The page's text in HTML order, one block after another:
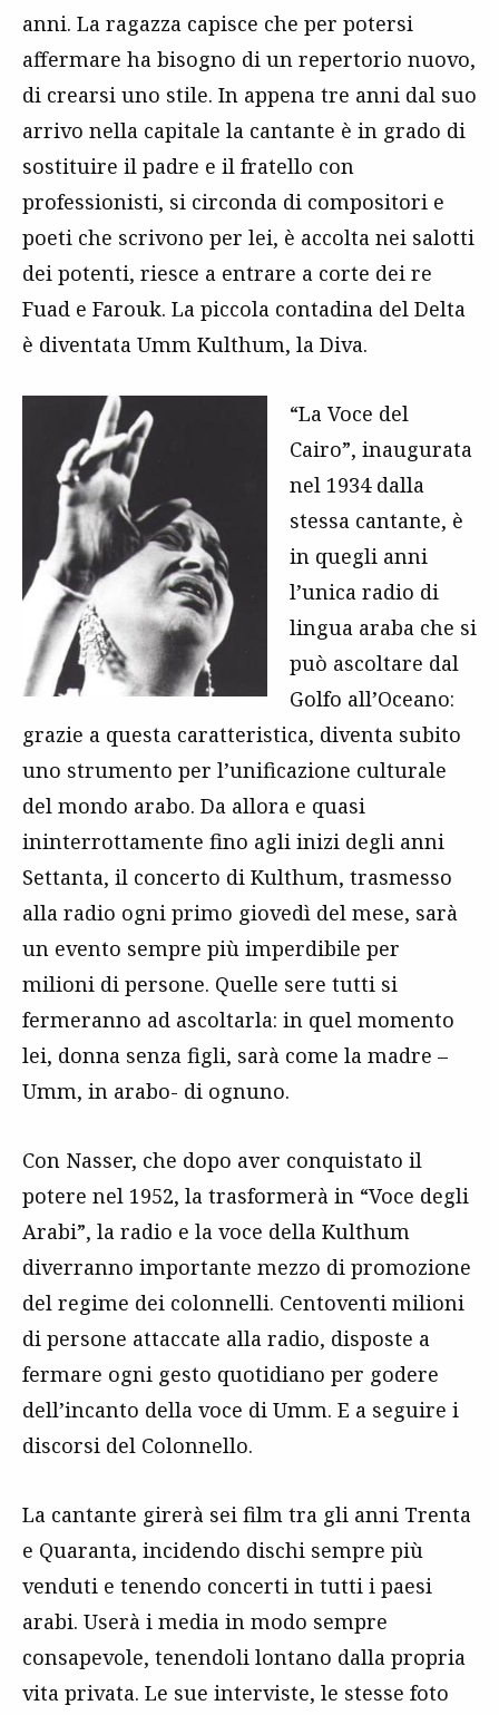
anni. La ragazza capisce che per potersi
affermare ha bisogno di un repertorio nuovo,
di crearsi uno stile. In appena tre anni dal suo
arrivo nella capitale la cantante è in grado di
sostituire il padre e il fratello con
professionisti, si circonda di compositori e
poeti che scrivono per lei, è accolta nei salotti
dei potenti, riesce a entrare a corte dei re
Fuad e Farouk. La piccola contadina del Delta
è diventata Umm Kulthum, la Diva.
“La Voce del
Cairo”, inaugurata
nel 1934 dalla
stessa cantante, è
in quegli anni
l’unica radio di
lingua araba che si
può ascoltare dal
Golfo all’Oceano:
grazie a questa caratteristica, diventa subito
uno strumento per l’unificazione culturale
del mondo arabo. Da allora e quasi
ininterrottamente fino agli inizi degli anni
Settanta, il concerto di Kulthum, trasmesso
alla radio ogni primo giovedì del mese, sarà
un evento sempre più imperdibile per
milioni di persone. Quelle sere tutti si
fermeranno ad ascoltarla: in quel momento
lei, donna senza figli, sarà come la madre –
Umm, in arabo- di ognuno.
Con Nasser, che dopo aver conquistato il
potere nel 1952, la trasformerà in “Voce degli
Arabi”, la radio e la voce della Kulthum
diverranno importante mezzo di promozione
del regime dei colonnelli. Centoventi milioni
di persone attaccate alla radio, disposte a
fermare ogni gesto quotidiano per godere
dell’incanto della voce di Umm. E a seguire i
discorsi del Colonnello.
La cantante girerà sei film tra gli anni Trenta
e Quaranta, incidendo dischi sempre più
venduti e tenendo concerti in tutti i paesi
arabi. Userà i media in modo sempre
consapevole, tenendoli lontano dalla propria
vita privata. Le sue interviste, le stesse foto